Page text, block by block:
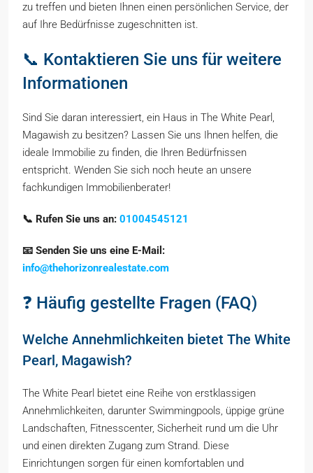
zu treffen und bieten Ihnen einen persönlichen Service, der
auf Ihre Bedürfnisse zugeschnitten ist.
📞 Kontaktieren Sie uns für weitere
Informationen
Sind Sie daran interessiert, ein Haus in The White Pearl,
Magawish zu besitzen? Lassen Sie uns Ihnen helfen, die
ideale Immobilie zu finden, die Ihren Bedürfnissen
entspricht. Wenden Sie sich noch heute an unsere
fachkundigen Immobilienberater!
📞 Rufen Sie uns an: 01004545121
📧 Senden Sie uns eine E-Mail:
info@thehorizonrealestate.com
❓ Häufig gestellte Fragen (FAQ)
Welche Annehmlichkeiten bietet The White
Pearl, Magawish?
The White Pearl bietet eine Reihe von erstklassigen
Annehmlichkeiten, darunter Swimmingpools, üppige grüne
Landschaften, Fitnesscenter, Sicherheit rund um die Uhr
und einen direkten Zugang zum Strand. Diese
Einrichtungen sorgen für einen komfortablen und